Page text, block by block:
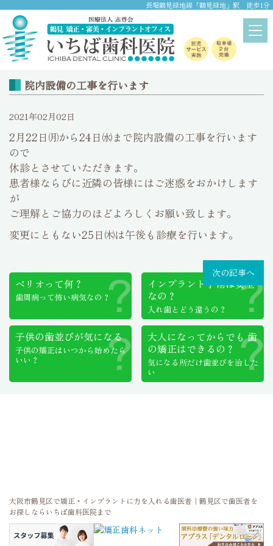
長堀鶴見緑地線「鶴見緑地」駅 徒歩1分
ニュース
home
院内設備の工事を行います
2021年02月02日
2月22日㈪から24日㈬まで院内設備の工事を行います
ので
休診とさせていただきます。
患者様ならびに近隣の皆様にはご迷惑をおかけします
が
ご理解とご協力のほどよろしくお願い致します。
変更にともない25日㈭は午後も診療を行います。
次の記事へ
ペリオって何？
歯周病って怖い病気なの？
インプラント手術は安全
なの？
入れ歯とどう違うの？
子供の歯並びが気になる
子供の矯正はいつから始めたら
いい？
大人になってからでも歯
の矯正はできるの？
気になる所だけ歯並びを治した
い
大阪市鶴見区で矯正・インプラントに力を入れる歯医者｜鶴見区で歯医者を
お探しならいちば歯科医院まで